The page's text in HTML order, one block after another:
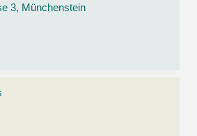
3, Münchenstein